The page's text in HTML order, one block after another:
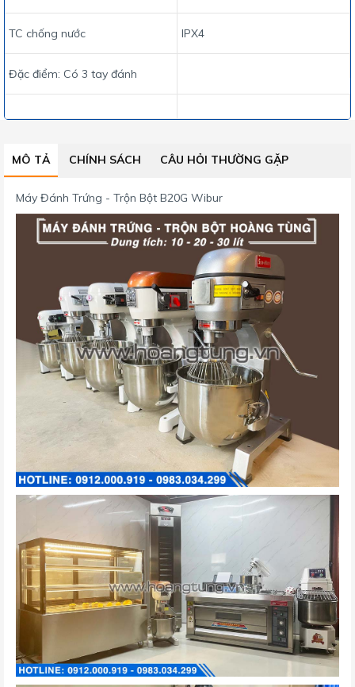
TC chống nước IPX4
Đặc điểm: Có 3 tay đánh
MÔ TẢ CHÍNH SÁCH CÂU HỎI THƯỜNG GẶP
Máy Đánh Trứng - Trộn Bột B20G Wibur